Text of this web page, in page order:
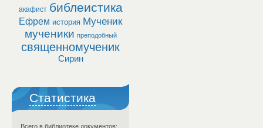
акафист библеистика
Ефрем история Мученик
мученики преподобный
священномученик
Сирин
Статистика
Всего в библиотеке документов: